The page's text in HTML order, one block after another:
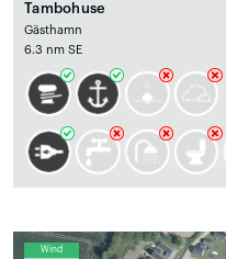
Tambohuse
Gästhamn
6.3 nm SE
Wind